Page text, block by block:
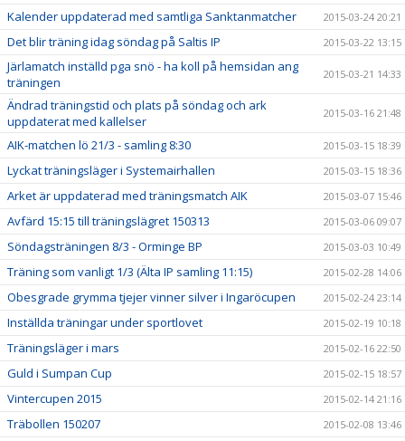
Kalender uppdaterad med samtliga Sanktanmatcher 2015-03-24 20:21
Det blir träning idag söndag på Saltis IP 2015-03-22 13:15
Järlamatch inställd pga snö - ha koll på hemsidan ang
träningen
2015-03-21 14:33
Ändrad träningstid och plats på söndag och ark
uppdaterat med kallelser
2015-03-16 21:48
AIK-matchen lö 21/3 - samling 8:30 2015-03-15 18:39
Lyckat träningsläger i Systemairhallen 2015-03-15 18:36
Arket är uppdaterad med träningsmatch AIK 2015-03-07 15:46
Avfärd 15:15 till träningslägret 150313 2015-03-06 09:07
Söndagsträningen 8/3 - Orminge BP 2015-03-03 10:49
Träning som vanligt 1/3 (Älta IP samling 11:15) 2015-02-28 14:06
Obesgrade grymma tjejer vinner silver i Ingaröcupen 2015-02-24 23:14
Inställda träningar under sportlovet 2015-02-19 10:18
Träningsläger i mars 2015-02-16 22:50
Guld i Sumpan Cup 2015-02-15 18:57
Vintercupen 2015 2015-02-14 21:16
Träbollen 150207 2015-02-08 13:46